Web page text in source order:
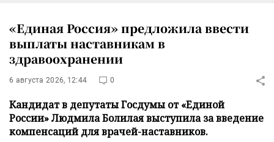
«Единая Россия» предложила ввести
выплаты наставникам в
здравоохранении
6 августа 2026, 12:44 0
Кандидат в депутаты Госдумы от «Единой
России» Людмила Болилая выступила за введение
компенсаций для врачей-наставников.